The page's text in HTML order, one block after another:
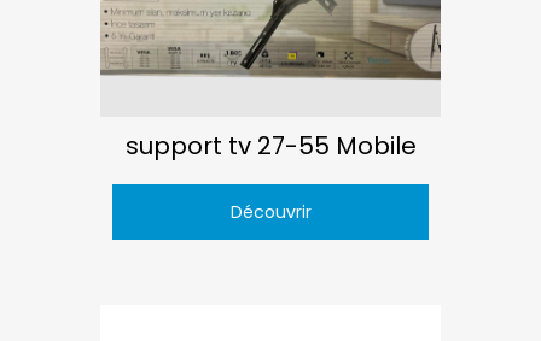
support tv 27-55 Mobile
Découvrir